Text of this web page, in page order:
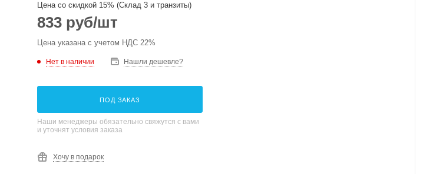
Цена со скидкой 15% (Склад 3 и транзиты)
833 руб/шт
Цена указана с учетом НДС 22%
Нет в наличии Нашли дешевле?
ПОД ЗАКАЗ
Наши менеджеры обязательно свяжутся с вами
и уточнят условия заказа
Хочу в подарок